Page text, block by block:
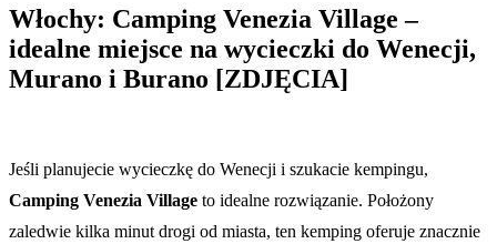
Włochy: Camping Venezia Village –
idealne miejsce na wycieczki do Wenecji,
Murano i Burano [ZDJĘCIA]
Jeśli planujecie wycieczkę do Wenecji i szukacie kempingu,
Camping Venezia Village to idealne rozwiązanie. Położony
zaledwie kilka minut drogi od miasta, ten kemping oferuje znacznie